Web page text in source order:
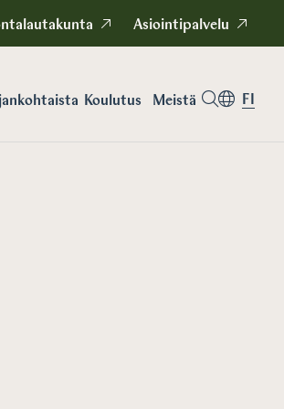
Asiointipalvelu
Koulutus Meistä FI